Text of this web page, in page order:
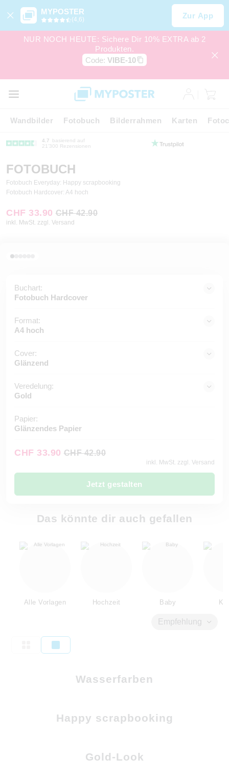
MYPOSTER
(4,6) Zur App
NUR NOCH HEUTE: Sichere Dir 10% EXTRA ab 2
Produkten.
Code: VIBE-10
Wandbilder Fotobuch Bilderrahmen Karten
4.7
basierend auf
21’300 Rezensionen
FOTOBUCH
Fotobuch Everyday: Happy scrapbooking
Fotobuch Hardcover: A4 hoch
CHF 33.90 CHF 42.90
inkl. MwSt. zzgl. Versand
Buchart:
Fotobuch Hardcover
Format:
A4 hoch
Cover:
Glänzend
Veredelung:
Gold
Papier:
Glänzendes Papier
CHF 33.90 CHF 42.90
inkl. MwSt. zzgl. Versand
Jetzt gestalten
Das könnte dir auch gefallen
Alle Vorlagen Hochzeit Baby
Empfehlung
Wasserfarben
Happy scrapbooking
Gold-Look